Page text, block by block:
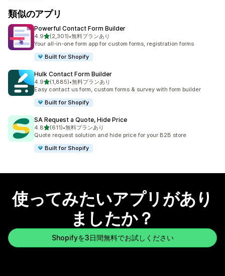
類似のアプリ
Powerful Contact Form Builder
4.95つ星中
(2,301)
合計レビュー数：2301件
•無料プランあり
Your all-in-one form app for custom forms, registration forms
Built for Shopify
Hulk Contact Form Builder
4.95つ星中
(1,885)
合計レビュー数：1885件
•無料プランあり
Easy contact us form, custom forms & survey with form builder
Built for Shopify
SA Request a Quote, Hide Price
4.85つ星中
(611)
合計レビュー数：611件
•無料プランあり
Quote request solution and hide price for your B2B store
Built for Shopify
使ってみたいアプリがあり
ましたか？
Shopifyを3日間無料でお試しください